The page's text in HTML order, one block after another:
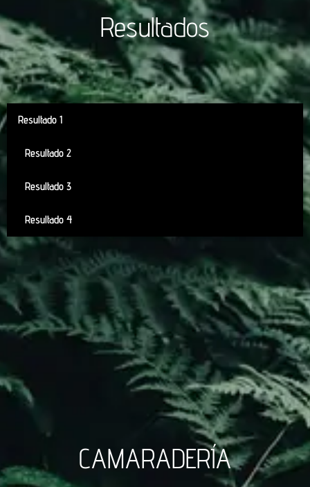
Resultados
Resultado 1
Resultado 2
Resultado 3
Resultado 4
CAMARADERÍA